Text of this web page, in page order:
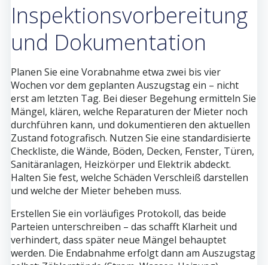
Inspektionsvorbereitung
und Dokumentation
Planen Sie eine Vorabnahme etwa zwei bis vier
Wochen vor dem geplanten Auszugstag ein – nicht
erst am letzten Tag. Bei dieser Begehung ermitteln Sie
Mängel, klären, welche Reparaturen der Mieter noch
durchführen kann, und dokumentieren den aktuellen
Zustand fotografisch. Nutzen Sie eine standardisierte
Checkliste, die Wände, Böden, Decken, Fenster, Türen,
Sanitäranlagen, Heizkörper und Elektrik abdeckt.
Halten Sie fest, welche Schäden Verschleiß darstellen
und welche der Mieter beheben muss.
Erstellen Sie ein vorläufiges Protokoll, das beide
Parteien unterschreiben – das schafft Klarheit und
verhindert, dass später neue Mängel behauptet
werden. Die Endabnahme erfolgt dann am Auszugstag